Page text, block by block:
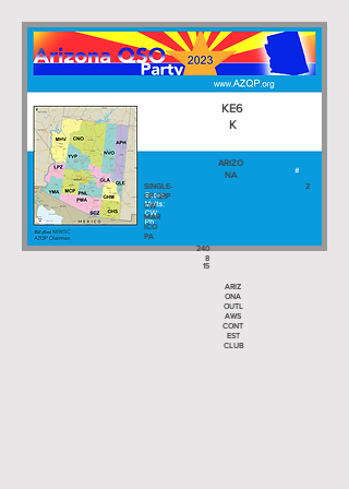
KE6
K
ARIZO
NA
SINGLE-
OP QRP
CW
MAR
ICO
PA
2
240
8
15
ARIZ
ONA
OUTL
AWS
CONT
EST
CLUB